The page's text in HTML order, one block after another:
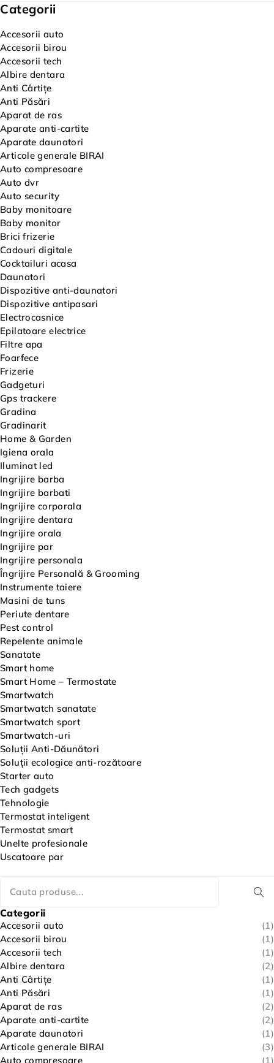
Categorii
Accesorii auto
Accesorii birou
Accesorii tech
Albire dentara
Anti Cârtițe
Anti Păsări
Aparat de ras
Aparate anti-cartite
Aparate daunatori
Articole generale BIRAI
Auto compresoare
Auto dvr
Auto security
Baby monitoare
Baby monitor
Brici frizerie
Cadouri digitale
Cocktailuri acasa
Daunatori
Dispozitive anti-daunatori
Dispozitive antipasari
Electrocasnice
Epilatoare electrice
Filtre apa
Foarfece
Frizerie
Gadgeturi
Gps trackere
Gradina
Gradinarit
Home & Garden
Igiena orala
Iluminat led
Ingrijire barba
Ingrijire barbati
Ingrijire corporala
Ingrijire dentara
Ingrijire orala
Ingrijire par
Ingrijire personala
Îngrijire Personală & Grooming
Instrumente taiere
Masini de tuns
Periute dentare
Pest control
Repelente animale
Sanatate
Smart home
Smart Home – Termostate
Smartwatch
Smartwatch sanatate
Smartwatch sport
Smartwatch-uri
Soluții Anti-Dăunători
Soluții ecologice anti-rozătoare
Starter auto
Tech gadgets
Tehnologie
Termostat inteligent
Termostat smart
Unelte profesionale
Uscatoare par
Categorii
Accesorii auto
(1)
Accesorii birou
(1)
Accesorii tech
(1)
Albire dentara
(2)
Anti Cârtițe
(1)
Anti Păsări
(1)
Aparat de ras
(2)
Aparate anti-cartite
(2)
Aparate daunatori
(1)
Articole generale BIRAI
(3)
Auto compresoare
(1)